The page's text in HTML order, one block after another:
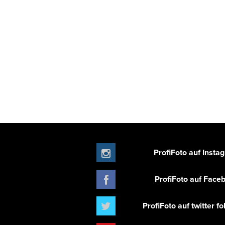
ProfiFoto auf
ProfiFoto auf
ProfiFoto auf twitter